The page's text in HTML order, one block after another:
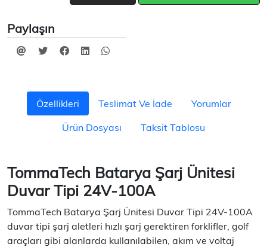
Paylaşın
Özellikleri Teslimat Ve İade
Yorumlar
Ürün Dosyası
Taksit Tablosu
TommaTech Batarya Şarj Ünitesi
Duvar Tipi 24V-100A
TommaTech Batarya Şarj Ünitesi Duvar Tipi 24V-100A
duvar tipi şarj aletleri hızlı şarj gerektiren forklifler, golf
araçları gibi alanlarda kullanılabilen, akım ve voltaj